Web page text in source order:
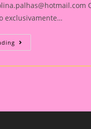
exclusivamente…
Calendário
De
Com
Com